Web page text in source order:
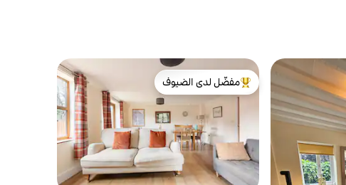
من أبرز البيوت المفضّلة لدى الضيوف
مفضّل لدى الضيوف